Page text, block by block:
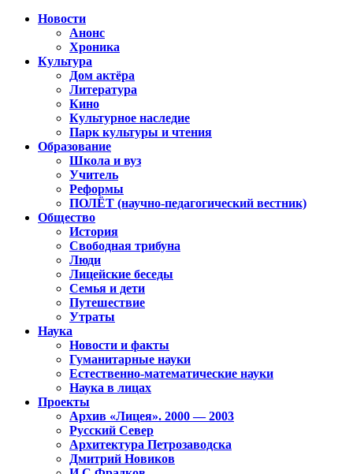
Новости
Анонс
Хроника
Культура
Дом актёра
Литература
Кино
Культурное наследие
Парк культуры и чтения
Образование
Школа и вуз
Учитель
Реформы
ПОЛЁТ (научно-педагогический вестник)
Общество
История
Свободная трибуна
Люди
Лицейские беседы
Семья и дети
Путешествие
Утраты
Наука
Новости и факты
Гуманитарные науки
Естественно-математические науки
Наука в лицах
Проекты
Архив «Лицея». 2000 — 2003
Русский Север
Архитектура Петрозаводска
Дмитрий Новиков